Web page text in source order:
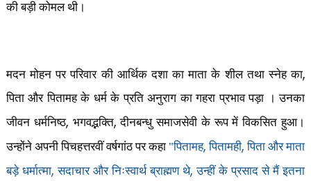
की बड़ी कोमल थी।
मदन मोहन पर परिवार की आर्थिक दशा का माता के शील तथा स्नेह का,
पिता और पितामह के धर्म के प्रति अनुराग का गहरा प्रभाव पड़ा । उनका
जीवन धर्मनिष्ठ, भगवद्भक्ति,दीनबन्धु समाजसेवी के रूप में विकसित हुआ।
उन्होंने अपनी पिचहत्तरवीं वर्षगांठ पर कहा "पितामह,पितामही, पिता और माता
बड़े धर्मात्मा,सदाचार और निःस्वार्थ ब्राह्मण थे,उन्हीं के प्रसाद से मैं इतना